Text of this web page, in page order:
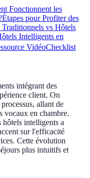
Fonctionnent les
Étapes pour Profiter des
vs Hôtels
Intelligents en
VidéoChecklist
intégrant des
client. On
allant de
vocaux en chambre.
hôtels intelligents a
sur l'efficacité
Cette évolution
plus intuitifs et